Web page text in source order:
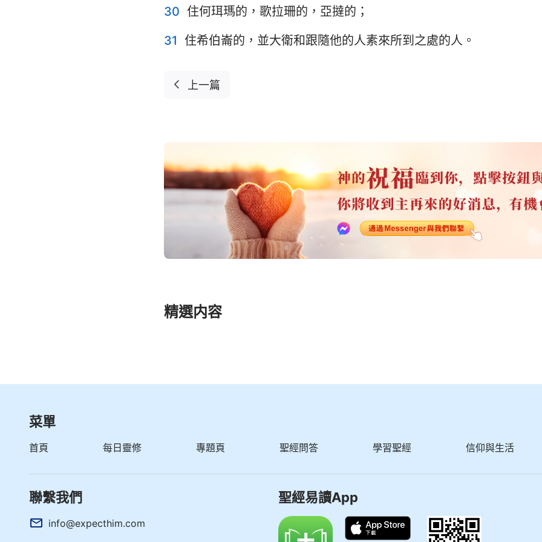
30 住何珥瑪的，歌拉珊的，亞撻的；
31
住希伯崙的，並大衛和跟隨他的人素來所到之處的人。
上一篇
精選内容
菜單
首頁 每日靈修 專題頁 聖經問答 學習聖經 信仰與生活
聯繫我們
info@expecthim.com
聖經易讀App